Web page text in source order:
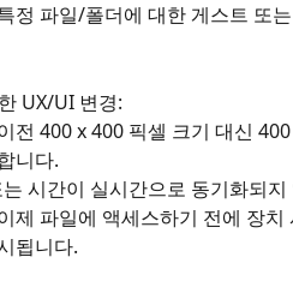
정 파일/폴더에 대한 게스트 또
UX/UI 변경:
전 400 x 400 픽셀 크기 대신
니다.
시간이 실시간으로 동기화되
제 파일에 액세스하기 전에 장
됩니다.